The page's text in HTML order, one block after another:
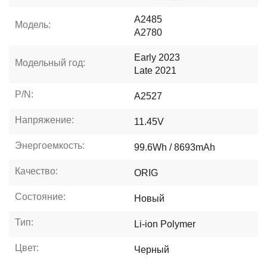
Модель:
A2485
A2780
Модельный год:
Early 2023
Late 2021
P/N: A2527
Напряжение: 11.45V
Энергоемкость: 99.6Wh / 8693mAh
Качество: ORIG
Состояние: Новый
Тип: Li-ion Polymer
Цвет: Черный